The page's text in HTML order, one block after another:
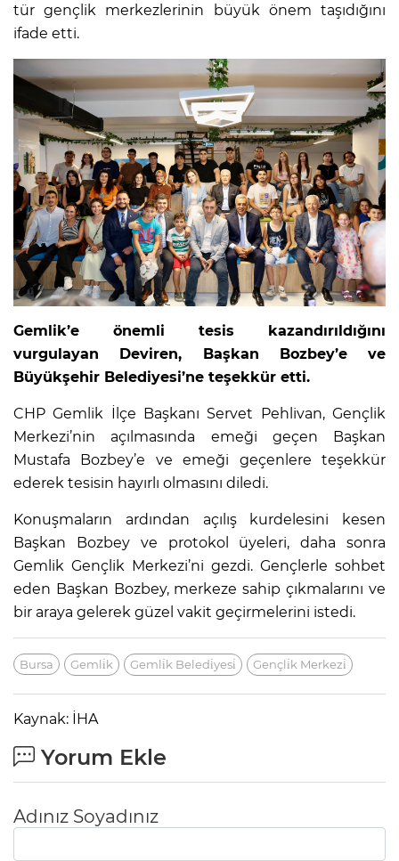
tür gençlik merkezlerinin büyük önem taşıdığını
ifade etti.
Gemlik’e önemli tesis kazandırıldığını
vurgulayan Deviren, Başkan Bozbey’e ve
Büyükşehir Belediyesi’ne teşekkür etti.
CHP Gemlik İlçe Başkanı Servet Pehlivan, Gençlik
Merkezi’nin açılmasında emeği geçen Başkan
Mustafa Bozbey’e ve emeği geçenlere teşekkür
ederek tesisin hayırlı olmasını diledi.
Konuşmaların ardından açılış kurdelesini kesen
Başkan Bozbey ve protokol üyeleri, daha sonra
Gemlik Gençlik Merkezi’ni gezdi. Gençlerle sohbet
eden Başkan Bozbey, merkeze sahip çıkmalarını ve
bir araya gelerek güzel vakit geçirmelerini istedi.
Bursa Gemli̇k Gemli̇k Beledi̇yesi̇ Gençli̇k Merkezi̇
Kaynak: İHA
Yorum Ekle
Adınız Soyadınız